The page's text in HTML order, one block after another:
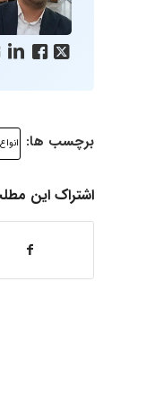
  
برچسب ها:
اشتراک این